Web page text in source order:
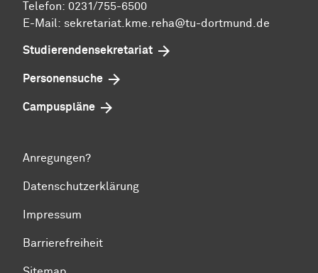
Telefon: 0231/755-6500
E-Mail: sekretariat.kme.reha@tu-dortmund.de
Studierendensekretariat
Personensuche
Campuspläne
Anregungen?
Datenschutzerklärung
Impressum
Barrierefreiheit